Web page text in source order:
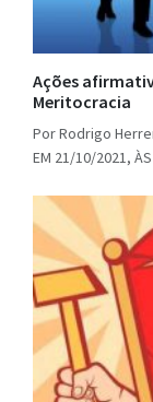
Ações
Meritocracia
Por Rodrigo
EM 21/10/2021,